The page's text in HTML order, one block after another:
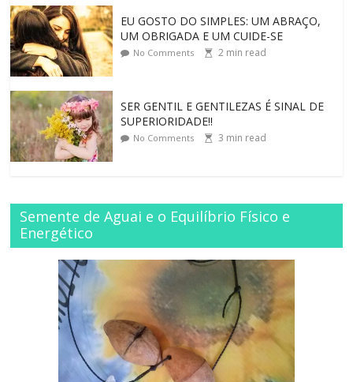
EU GOSTO DO SIMPLES: UM ABRAÇO,
UM OBRIGADA E UM CUIDE-SE
No Comments 2 min read
SER GENTIL E GENTILEZAS É SINAL DE
SUPERIORIDADE!!
No Comments 3 min read
Semente de Aguai e o Equilíbrio Físico e
Energético